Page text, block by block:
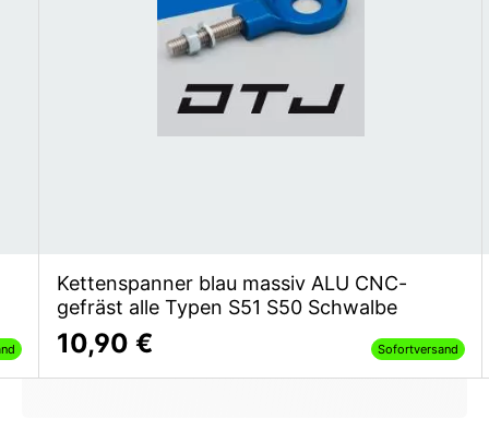
Kettenspanner blau massiv ALU CNC-
gefräst alle Typen S51 S50 Schwalbe
10,90 € Sofortversand